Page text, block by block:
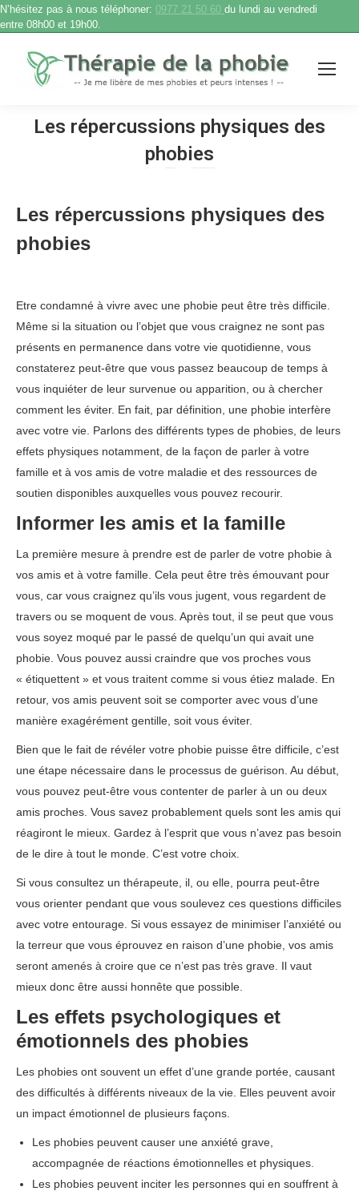
N’hésitez pas à nous téléphoner: 0977 21 50 60 du lundi au vendredi
entre 08h00 et 19h00.
Les répercussions physiques des
phobies
Les répercussions physiques des
phobies
Etre condamné à vivre avec une phobie peut être très difficile.
Même si la situation ou l’objet que vous craignez ne sont pas
présents en permanence dans votre vie quotidienne, vous
constaterez peut-être que vous passez beaucoup de temps à
vous inquiéter de leur survenue ou apparition, ou à chercher
comment les éviter. En fait, par définition, une phobie interfère
avec votre vie. Parlons des différents types de phobies, de leurs
effets physiques notamment, de la façon de parler à votre
famille et à vos amis de votre maladie et des ressources de
soutien disponibles auxquelles vous pouvez recourir.
Informer les amis et la famille
La première mesure à prendre est de parler de votre phobie à
vos amis et à votre famille. Cela peut être très émouvant pour
vous, car vous craignez qu’ils vous jugent, vous regardent de
travers ou se moquent de vous. Après tout, il se peut que vous
vous soyez moqué par le passé de quelqu’un qui avait une
phobie. Vous pouvez aussi craindre que vos proches vous
« étiquettent » et vous traitent comme si vous étiez malade. En
retour, vos amis peuvent soit se comporter avec vous d’une
manière exagérément gentille, soit vous éviter.
Bien que le fait de révéler votre phobie puisse être difficile, c’est
une étape nécessaire dans le processus de guérison. Au début,
vous pouvez peut-être vous contenter de parler à un ou deux
amis proches. Vous savez probablement quels sont les amis qui
réagiront le mieux. Gardez à l’esprit que vous n’avez pas besoin
de le dire à tout le monde. C’est votre choix.
Si vous consultez un thérapeute, il, ou elle, pourra peut-être
vous orienter pendant que vous soulevez ces questions difficiles
avec votre entourage. Si vous essayez de minimiser l’anxiété ou
la terreur que vous éprouvez en raison d’une phobie, vos amis
seront amenés à croire que ce n’est pas très grave. Il vaut
mieux donc être aussi honnête que possible.
Les effets psychologiques et
émotionnels des phobies
Les phobies ont souvent un effet d’une grande portée, causant
des difficultés à différents niveaux de la vie. Elles peuvent avoir
un impact émotionnel de plusieurs façons.
Les phobies peuvent causer une anxiété grave,
accompagnée de réactions émotionnelles et physiques.
Les phobies peuvent inciter les personnes qui en souffrent à